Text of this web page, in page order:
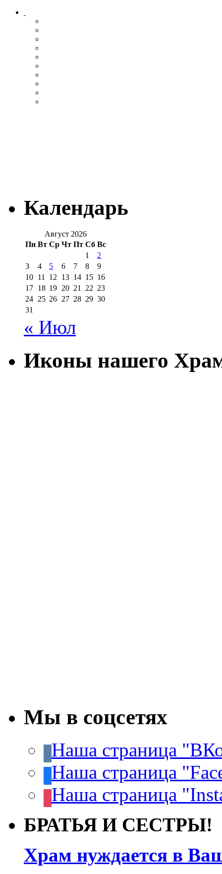
Календарь
Август 2026
Пн Вт Ср Чт Пт Сб Вс
1
2
3
4 5 6 7 8
9
10 11 12 13 14 15 16
17 18 19 20 21 22 23
24 25 26 27 28 29 30
31
« Июл
Иконы нашего
Мы в соцсетях
Наша страница
Наша страница
Наша страница
БРАТЬЯ И СЕСТРЫ!
Храм нуждается в